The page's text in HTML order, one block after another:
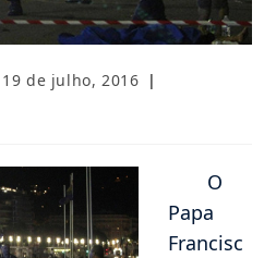
Post
publicado:
19 de julho, 2016
O
Papa
Francisc